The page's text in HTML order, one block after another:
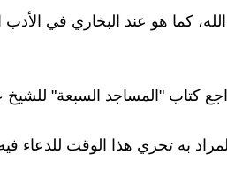
به تحري هذا الوقت